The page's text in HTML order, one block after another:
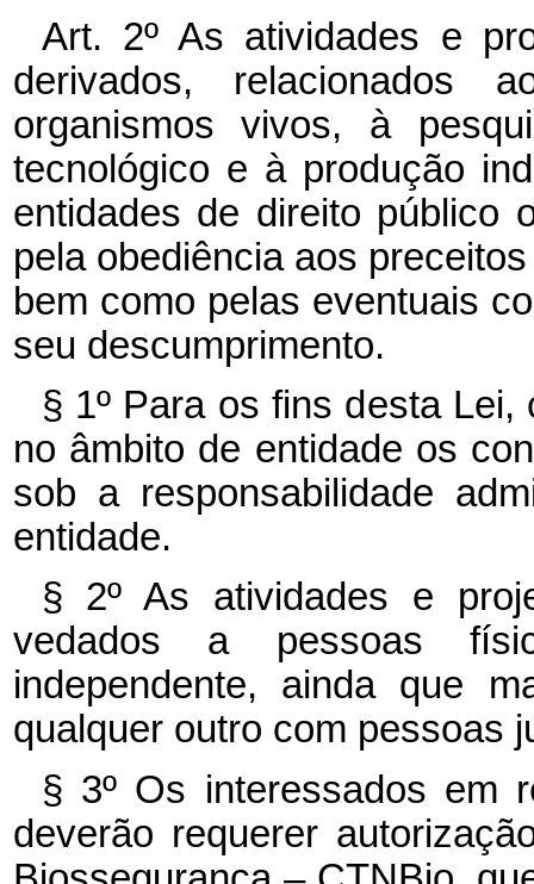
Art. 2º As atividades e
derivados, relacionados
organismos vivos, à
tecnológico e à produção
entidades de direito público
pela obediência aos
bem como pelas eventuais
seu descumprimento.
§ 1º Para os fins desta
no âmbito de entidade os
sob a responsabilidade
entidade.
§ 2º As atividades e
vedados a pessoas
independente, ainda que
qualquer outro com pessoas
§ 3º Os interessados em
deverão requerer